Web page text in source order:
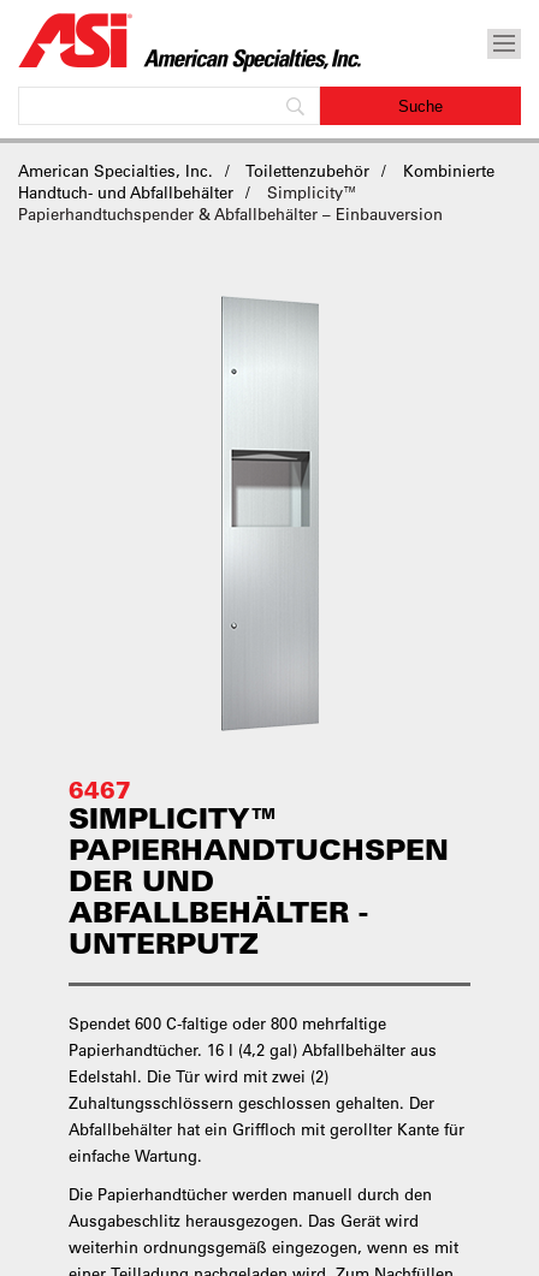
American Specialties, Inc. Toilettenzubehör
Kombinierte
Handtuch- und Abfallbehälter
Simplicity™
Papierhandtuchspender & Abfallbehälter – Einbauversion
6467
SIMPLICITY™
PAPIERHANDTUCHSPEN
DER UND
ABFALLBEHÄLTER -
UNTERPUTZ
Spendet 600 C-faltige oder 800 mehrfaltige
Papierhandtücher. 16 l (4,2 gal) Abfallbehälter aus
Edelstahl. Die Tür wird mit zwei (2)
Zuhaltungsschlössern geschlossen gehalten. Der
Abfallbehälter hat ein Griffloch mit gerollter Kante für
einfache Wartung.
Die Papierhandtücher werden manuell durch den
Ausgabeschlitz herausgezogen. Das Gerät wird
weiterhin ordnungsgemäß eingezogen, wenn es mit